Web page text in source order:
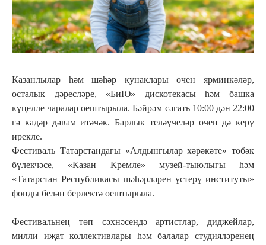
Казанлылар һәм шәһәр кунаклары өчен ярминкәләр,
осталык дәресләре, «БиЮ» дискотекасы һәм башка
күңелле чаралар оештырыла. Бәйрәм сәгать 10:00 дән 22:00
гә кадәр дәвам итәчәк. Барлык теләүчеләр өчен дә керү
ирекле.
Фестиваль Татарстандагы «Алдынгылар хәрәкәте» төбәк
бүлекчәсе, «Казан Кремле» музей-тыюлыгы һәм
«Татарстан Республикасы шәһәрләрен үстерү институты»
фонды белән берлектә оештырыла.
Фестивальнең төп сәхнәсендә артистлар, диджейлар,
милли иҗат коллективлары һәм балалар студияләренең